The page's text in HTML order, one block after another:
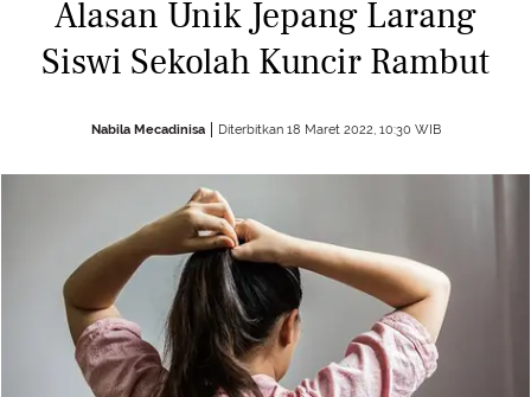
Alasan Unik Jepang Larang
Siswi Sekolah Kuncir Rambut
Nabila Mecadinisa Diterbitkan 18 Maret 2022, 10:30 WIB